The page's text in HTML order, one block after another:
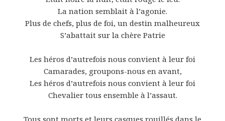
La nation semblait à l’agonie.
Plus de chefs, plus de foi, un destin malheureux
S’abattait sur la chère Patrie
Les héros d’autrefois nous convient à leur foi
Camarades, groupons-nous en avant,
Les héros d’autrefois nous convient à leur foi
Chevalier tous ensemble à l’assaut.